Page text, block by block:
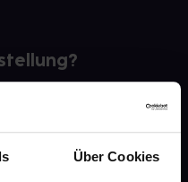
Über Cookies